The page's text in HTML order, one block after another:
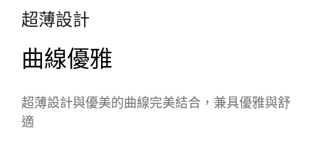
超薄設計
曲線優雅
超薄設計與優美的曲線完美結合，兼具優雅與舒
適